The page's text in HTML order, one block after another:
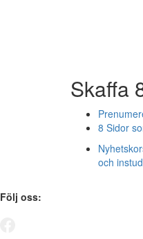
Skaffa
8 Sidor
och
Följ oss: